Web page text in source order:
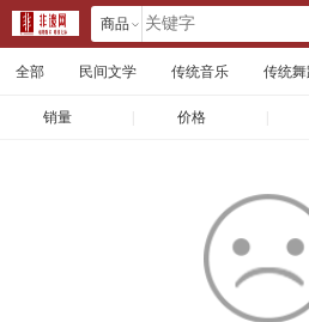
商品 󰄘
全部 民间文学 传统音乐 传统
销量 价格